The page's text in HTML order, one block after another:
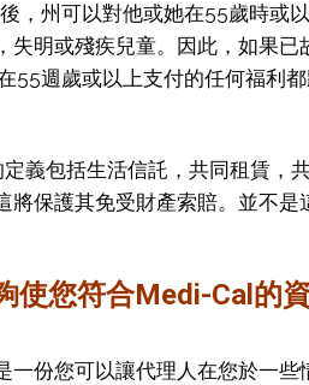
，州可以對他或她在55歲時或
失明或殘疾兒童。因此，如果
55週歲或以上支付的任何福利
定義包括生活信託，共同租賃
將保護其免受財產索賠。並不
使您符合Medi-Cal 的
一份您可以讓代理人在您於一